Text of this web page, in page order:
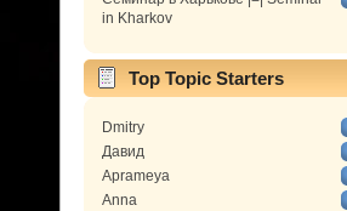
in Kharkov
Top Topic Starters
Dmitry
Давид
Aprameya
Anna